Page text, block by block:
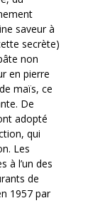
saveur à
secrète)
non
en pierre
maïs, ce
De
adopté
qui
Les
à l’un des
de
1957 par